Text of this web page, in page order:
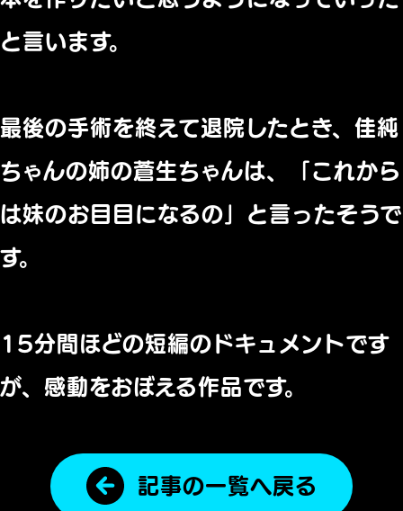
と言います。
最後の手術を終えて退院したとき、佳純
ちゃんの姉の蒼生ちゃんは、「これから
は妹のお目目になるの」と言ったそうで
す。
15分間ほどの短編のドキュメントです
が、感動をおぼえる作品です。
記事の一覧へ戻る